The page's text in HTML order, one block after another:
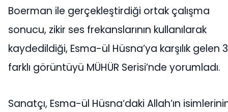
Boerman ile gerçekleştirdiği ortak çalışma
sonucu, zikir ses frekanslarının kullanılarak
kaydedildiği, Esma-ül Hüsna’ya karşılık gelen
farklı görüntüyü MÜHÜR Serisi’nde yorumladı.
Sanatçı, Esma-ül Hüsna‘daki Allah’ın